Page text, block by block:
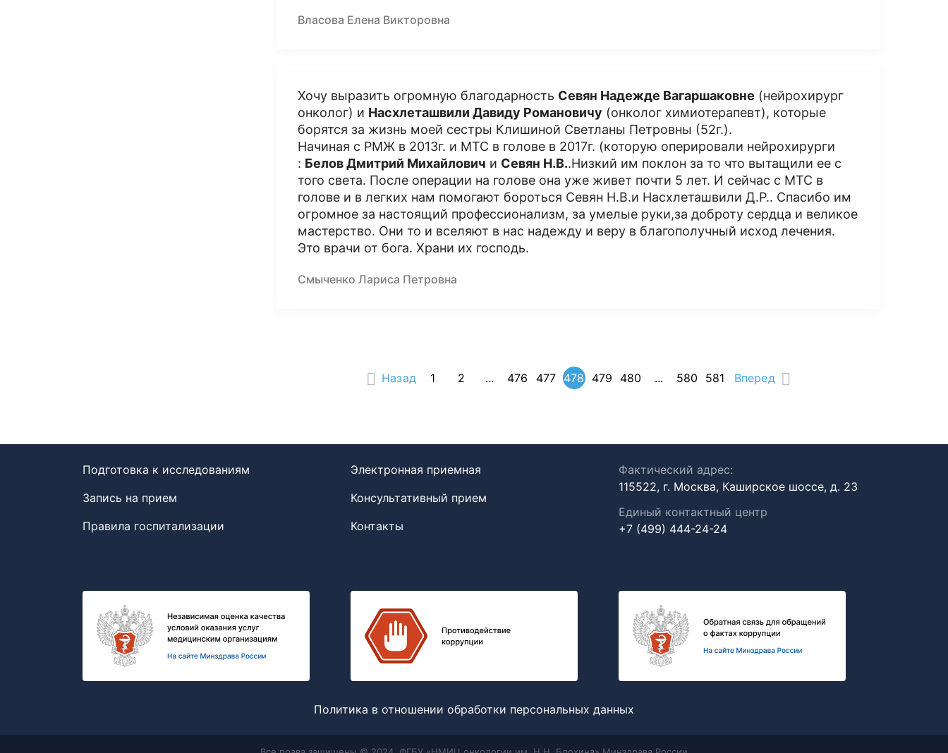
Власова Елена Викторовна
Хочу выразить огромную благодарность Севян Надежде Вагаршаковне (нейрохирург
онколог) и Насхлеташвили Давиду Романовичу (онколог химиотерапевт), которые
борятся за жизнь моей сестры Клишиной Светланы Петровны (52г.).
Начиная с РМЖ в 2013г. и МТС в голове в 2017г. (которую оперировали нейрохирурги
: Белов Дмитрий Михайлович и Севян Н.В..Низкий им поклон за то что вытащили ее с
того света. После операции на голове она уже живет почти 5 лет. И сейчас с МТС в
голове и в легких нам помогают бороться Севян Н.В.и Насхлеташвили Д.Р.. Спасибо им
огромное за настоящий профессионализм, за умелые руки,за доброту сердца и великое
мастерство. Они то и вселяют в нас надежду и веру в благополучный исход лечения.
Это врачи от бога. Храни их господь.
Смыченко Лариса Петровна
Назад 1 2 ... 476 477 478 479 480 ... 580 581 Вперед
Подготовка к исследованиям
Запись на прием
Правила госпитализации
Электронная приемная
Консультативный прием
Контакты
Фактический адрес:
115522, г. Москва, Каширское шоссе, д. 23
Единый контактный центр
+7 (499) 444-24-24
Политика в отношении обработки персональных данных